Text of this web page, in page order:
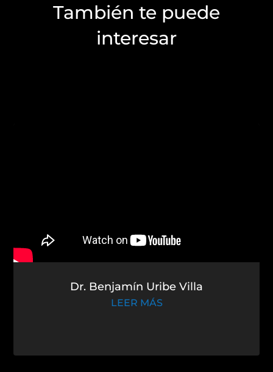
También te puede
interesar
Dr. Benjamín Uribe Villa
LEER MÁS